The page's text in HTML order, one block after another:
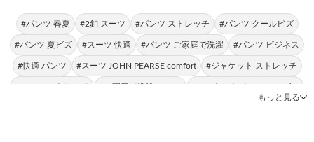
#パンツ 春夏 #2釦 スーツ #パンツ ストレッチ #パンツ クールビズ
#パンツ 夏ビズ #スーツ 快適 #パンツ ご家庭で洗濯 #パンツ ビジネス
#快適 パンツ #スーツ JOHN PEARSE comfort #ジャケット ストレッチ
#スーツ ストレッチ #ご家庭で洗濯 スーツ #ジャケット オールシーズン
もっと見る